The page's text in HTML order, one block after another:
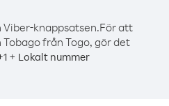
knappsatsen.För att
från Togo, gör det
1+ Lokalt nummer